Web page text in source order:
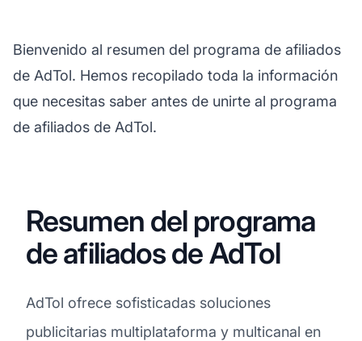
Bienvenido al resumen del programa de afiliados
de AdTol. Hemos recopilado toda la información
que necesitas saber antes de unirte al programa
de afiliados de AdTol.
Resumen del programa
de afiliados de AdTol
AdTol ofrece sofisticadas soluciones
publicitarias multiplataforma y multicanal en